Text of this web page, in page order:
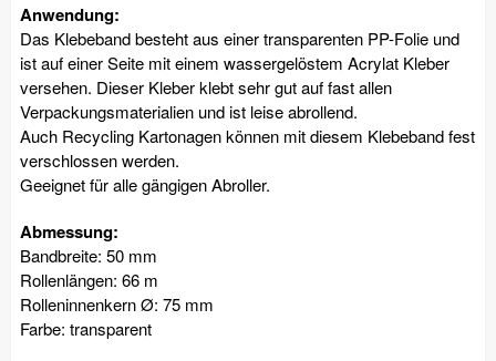
Anwendung:
Das Klebeband besteht aus einer transparenten PP-Folie und
ist auf einer Seite mit einem wassergelöstem Acrylat Kleber
versehen. Dieser Kleber klebt sehr gut auf fast allen
Verpackungsmaterialien und ist leise abrollend.
Auch Recycling Kartonagen können mit diesem Klebeband fest
verschlossen werden.
Geeignet für alle gängigen Abroller.
Abmessung:
Bandbreite: 50 mm
Rollenlängen: 66 m
Rolleninnenkern Ø: 75 mm
Farbe: transparent